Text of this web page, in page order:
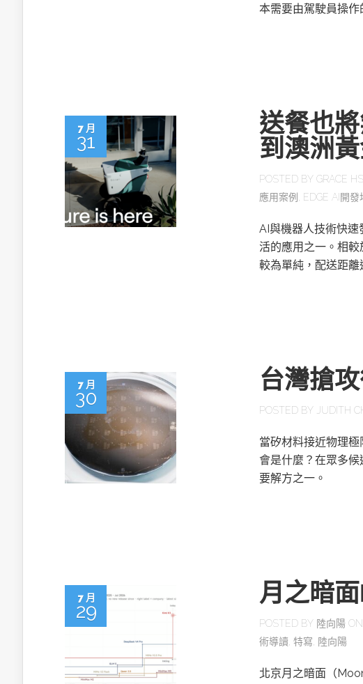
英特爾技術驅動醫療外骨
以3D感知開啟智慧機器人
送餐也將無人化：AI配送從洛杉
磯到澳洲黃金海岸
月
本需要由駕駛員操作
7 月
31
送餐也
到澳洲
POSTED BY GRACE
應用案例
EDGE AI開發
AI與機器人技術快
活的應用之一。相
較為單純，配送距離
7 月
30
台灣搶
POSTED BY JUDITH
當矽材料接近物理
會是什麼？在眾多
要解方之一。
7 月
29
月之暗
POSTED BY 陸向陽
術導讀 特寫 陸向陽
北京月之暗面（